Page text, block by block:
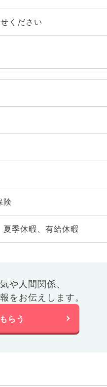
ください
険
季休暇、有給休暇
や人間関係、
をお伝えします。
らう